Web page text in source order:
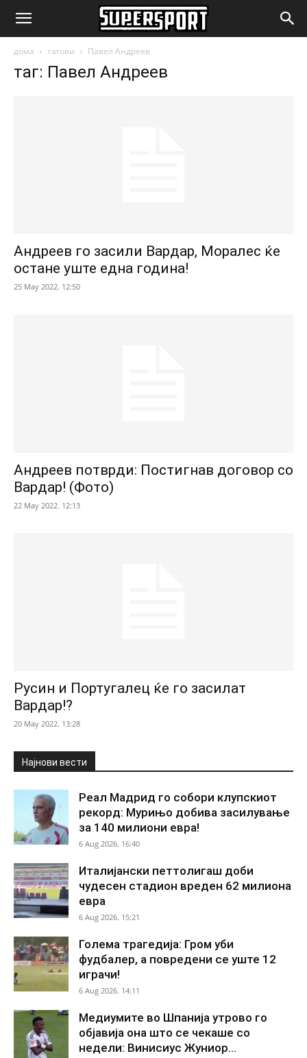
SuperSport.mk
дома тагови Павел Андреев
таг: Павел Андреев
Андреев го засили Вардар, Моралес ќе
остане уште една година!
25 May 2022. 12:50
Андреев потврди: Постигнав договор со
Вардар! (Фото)
22 May 2022. 12:13
Русин и Португалец ќе го засилат
Вардар!?
20 May 2022. 13:28
Најнови вести
Реал Мадрид го собори клупскиот
рекорд: Мурињо добива засилување
за 140 милиони евра!
6 Aug 2026. 16:40
Италијански петтолигаш доби
чудесен стадион вреден 62 милиона
евра
6 Aug 2026. 15:21
Голема трагедија: Гром уби
фудбалер, а повредени се уште 12
играчи!
6 Aug 2026. 14:11
Медиумите во Шпанија утрово го
објавија она што се чекаше со
недели: Винисиус Жуниор...